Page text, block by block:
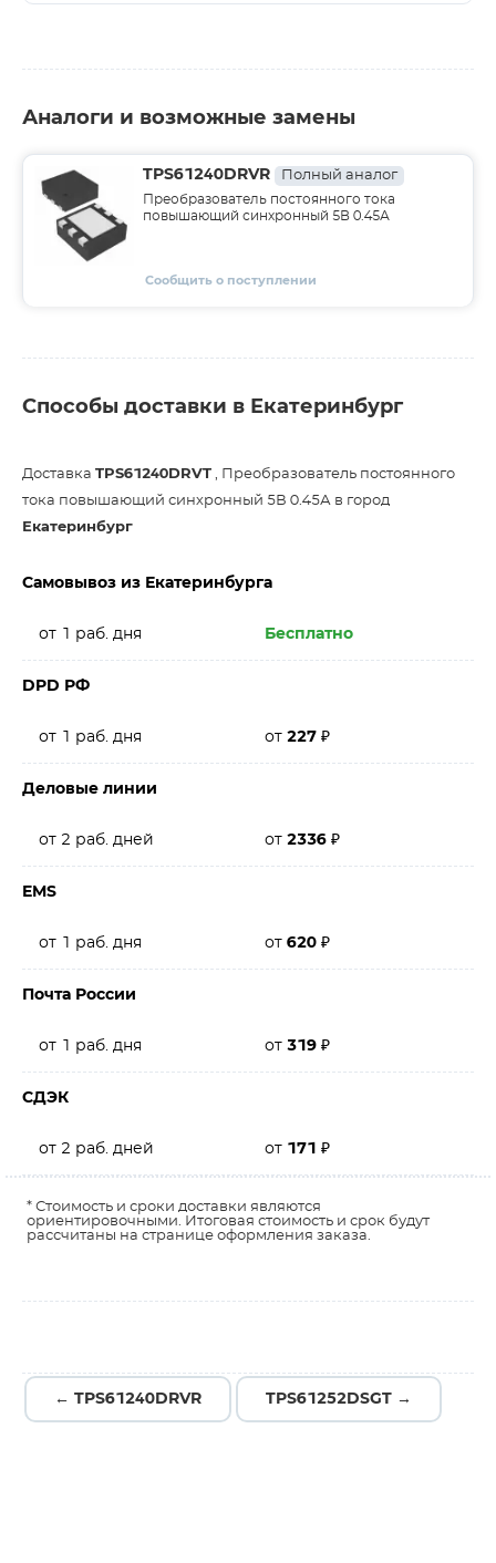
Аналоги и возможные замены
TPS61240DRVR Полный аналог
Преобразователь постоянного тока
повышающий синхронный 5В 0.45А
Сообщить о поступлении
Способы доставки в Екатеринбург
Доставка TPS61240DRVT , Преобразователь постоянного
тока повышающий синхронный 5В 0.45А в город
Екатеринбург
Самовывоз из Екатеринбурга
от 1 раб. дня Бесплатно
DPD РФ
от 1 раб. дня от 227 ₽
Деловые линии
от 2 раб. дней от 2336 ₽
EMS
от 1 раб. дня от 620 ₽
Почта России
от 1 раб. дня от 319 ₽
СДЭК
от 2 раб. дней от 171 ₽
* Стоимость и сроки доставки являются
ориентировочными. Итоговая стоимость и срок будут
рассчитаны на странице оформления заказа.
← TPS61240DRVR TPS61252DSGT →